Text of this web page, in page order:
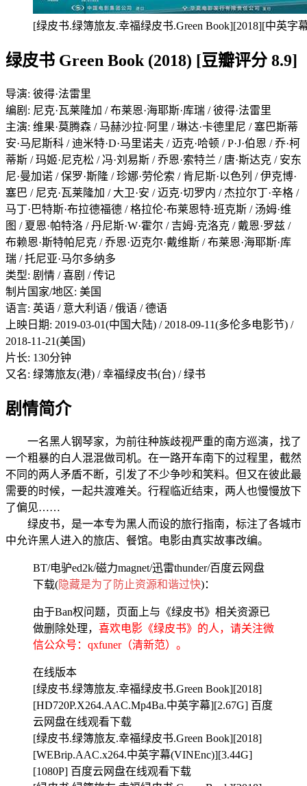
[绿皮书.绿簿旅友.幸福绿皮书.Green Book][2018][中英字
绿皮书 Green Book (2018) [豆瓣评分 8.9]
导演: 彼得·法雷里
编剧: 尼克·瓦莱隆加 / 布莱恩·海耶斯·库瑞 / 彼得·法雷里
主演: 维果·莫腾森 / 马赫沙拉·阿里 / 琳达·卡德里尼 / 塞巴斯蒂
安·马尼斯科 / 迪米特·D·马里诺夫 / 迈克·哈顿 / P·J·伯恩 / 乔·柯
蒂斯 / 玛姬·尼克松 / 冯·刘易斯 / 乔恩·索特兰 / 唐·斯达克 / 安东
尼·曼加诺 / 保罗·斯隆 / 珍娜·劳伦索 / 肯尼斯·以色列 / 伊克博·
塞巴 / 尼克·瓦莱隆加 / 大卫·安 / 迈克·切罗内 / 杰拉尔丁·辛格 /
马丁·巴特斯·布拉德福德 / 格拉伦·布莱恩特·班克斯 / 汤姆·维
图 / 夏恩·帕特洛 / 丹尼斯·W·霍尔 / 吉姆·克洛克 / 戴恩·罗兹 /
布赖恩·斯特帕尼克 / 乔恩·迈克尔·戴维斯 / 布莱恩·海耶斯·库
瑞 / 托尼亚·马尔多纳多
类型: 剧情 / 喜剧 / 传记
制片国家/地区: 美国
语言: 英语 / 意大利语 / 俄语 / 德语
上映日期: 2019-03-01(中国大陆) / 2018-09-11(多伦多电影节) /
2018-11-21(美国)
片长: 130分钟
又名: 绿簿旅友(港) / 幸福绿皮书(台) / 绿书
剧情简介
一名黑人钢琴家，为前往种族歧视严重的南方巡演，找了
一个粗暴的白人混混做司机。在一路开车南下的过程里，截然
不同的两人矛盾不断，引发了不少争吵和笑料。但又在彼此最
需要的时候，一起共渡难关。行程临近结束，两人也慢慢放下
了偏见……
绿皮书，是一本专为黑人而设的旅行指南，标注了各城市
中允许黑人进入的旅店、餐馆。电影由真实故事改编。
BT/电驴ed2k/磁力magnet/迅雷thunder/百度云网盘
下载(隐藏是为了防止资源和谐过快)：
由于Ban权问题，页面上与《绿皮书》相关资源已
做删除处理， 喜欢电影《绿皮书》的人，请关注微
信公众号：qxfuner（清新范）。
在线版本
[绿皮书.绿簿旅友.幸福绿皮书.Green Book][2018]
[HD720P.X264.AAC.Mp4Ba.中英字幕][2.67G] 百度
云网盘在线观看下载
[绿皮书.绿簿旅友.幸福绿皮书.Green Book][2018]
[WEBrip.AAC.x264.中英字幕(VINEnc)][3.44G]
[1080P] 百度云网盘在线观看下载